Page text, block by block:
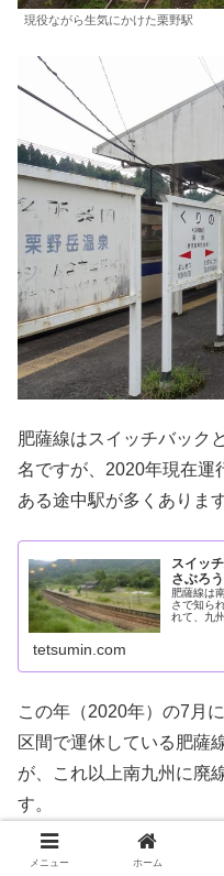
現役ながら生気にかけた栗野駅
肥薩線はスイッチバック
名ですが、2020年現在運
ある途中駅が多くあります
スイッ
さぶろ
肥薩線は
さで知ら
れて、九
tetsumin.com
この年（2020年）の7月
区間で運休している肥薩
が、これ以上南九州に廃
す。
メニュー ホーム